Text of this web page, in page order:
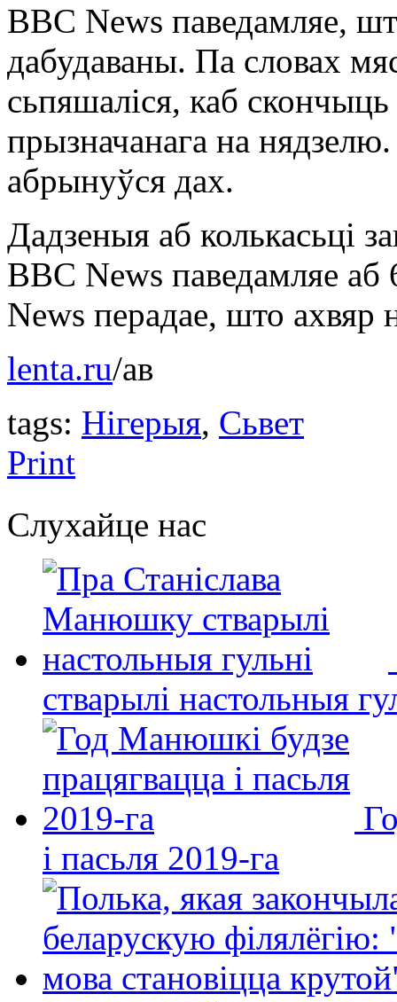
BBC News паведамляе,
дабудаваны. Па словах
сьпяшаліся, каб
прызначанага на
абрынуўся дах.
Дадзеныя аб колькасьці
BBC News паведамляе
News перадае, што ахвяр
lenta.ru/ав
tags: Нігерыя, Сьвет
Print
Слухайце нас
стварылі настольныя
і пасьля 2019-га